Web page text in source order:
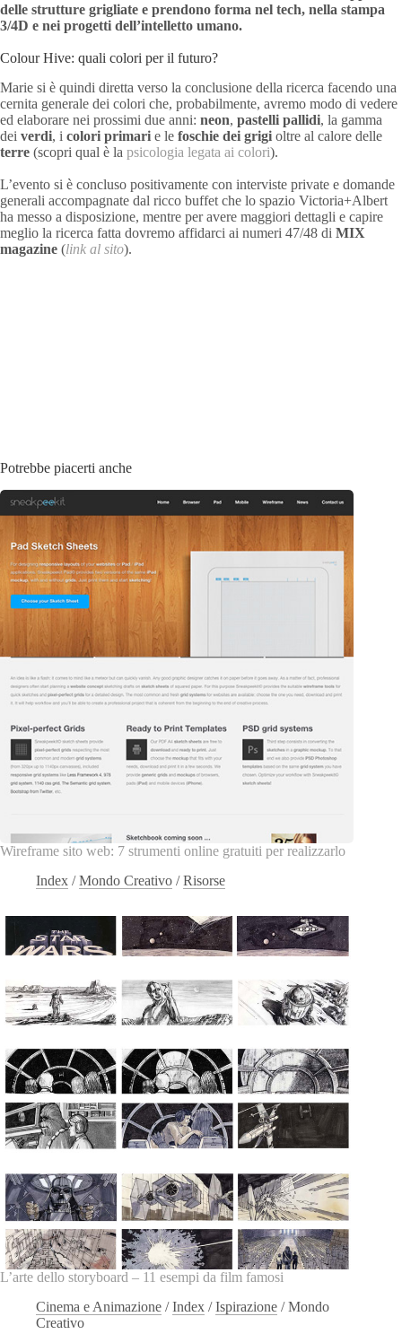
delle strutture grigliate e prendono forma nel tech, nella stampa
3/4D e nei progetti dell’intelletto umano.
Colour Hive: quali colori per il futuro?
Marie si è quindi diretta verso la conclusione della ricerca facendo una
cernita generale dei colori che, probabilmente, avremo modo di vedere
ed elaborare nei prossimi due anni: neon, pastelli pallidi, la gamma
dei verdi, i colori primari e le foschie dei grigi oltre al calore delle
terre (scopri qual è la psicologia legata ai colori).
L’evento si è concluso positivamente con interviste private e domande
generali accompagnate dal ricco buffet che lo spazio Victoria+Albert
ha messo a disposizione, mentre per avere maggiori dettagli e capire
meglio la ricerca fatta dovremo affidarci ai numeri 47/48 di MIX
magazine (link al sito).
Potrebbe piacerti anche
Wireframe sito web: 7 strumenti online gratuiti per realizzarlo
Index /Mondo Creativo /Risorse
L’arte dello storyboard – 11 esempi da film famosi
Cinema e Animazione /Index /Ispirazione /Mondo
Creativo